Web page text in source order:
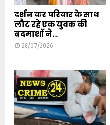
दर्शन कर परिवार के साथ
लौट रहे एक युवक की
बदमाशों ने...
28/07/2026